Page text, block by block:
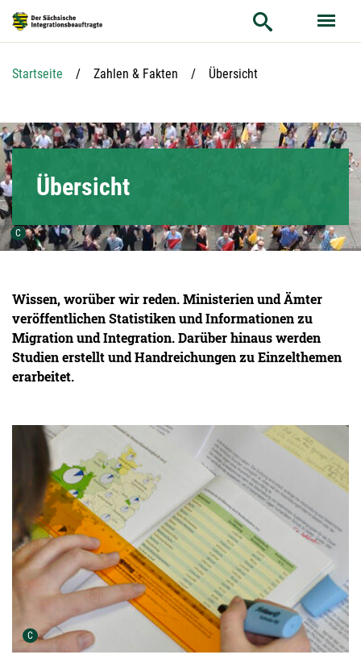
Hauptnavigation
Service
Suche
Startseite Zahlen & Fakten Aktuelle Seite:
Übersicht
C Urheber der Grafik:
Übersicht
Wissen, worüber wir reden. Ministerien und Ämter
veröffentlichen Statistiken und Informationen zu
Migration und Integration. Darüber hinaus werden
Studien erstellt und Handreichungen zu Einzelthemen
erarbeitet.
C Urheber der Grafik: